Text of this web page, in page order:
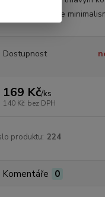
v sobě spojuje
Dostupnost
169 Kč/ks
140 Kč bez DPH
produktu: 224
Komentáře 0